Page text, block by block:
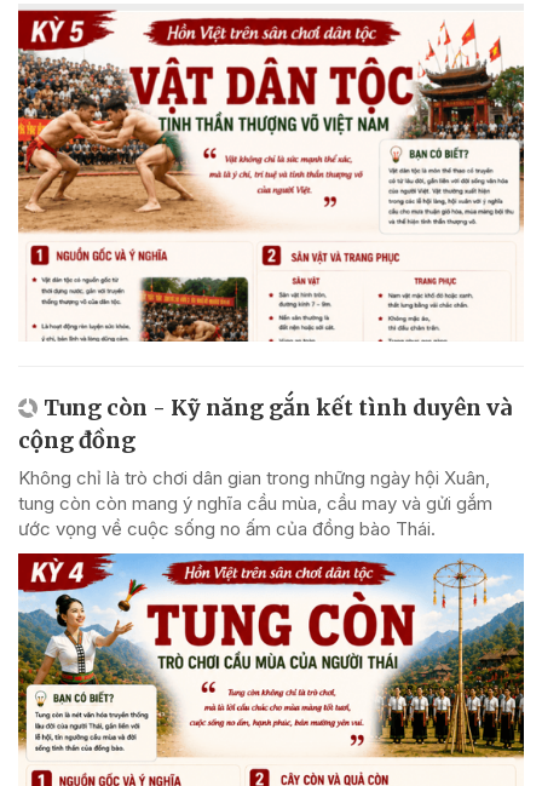
Tung còn - Kỹ năng gắn kết tình duyên và
cộng đồng
Không chỉ là trò chơi dân gian trong những ngày hội Xuân,
tung còn còn mang ý nghĩa cầu mùa, cầu may và gửi gắm
ước vọng về cuộc sống no ấm của đồng bào Thái.